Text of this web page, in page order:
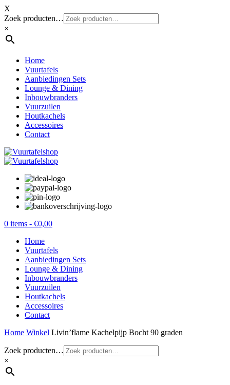
X
Zoek producten…
×
Home
Vuurtafels
Aanbiedingen Sets
Lounge & Dining
Inbouwbranders
Vuurzuilen
Houtkachels
Accessoires
Contact
0 items - €0,00
Home
Vuurtafels
Aanbiedingen Sets
Lounge & Dining
Inbouwbranders
Vuurzuilen
Houtkachels
Accessoires
Contact
Home Winkel Livin’flame Kachelpijp Bocht 90 graden
Zoek producten…
×